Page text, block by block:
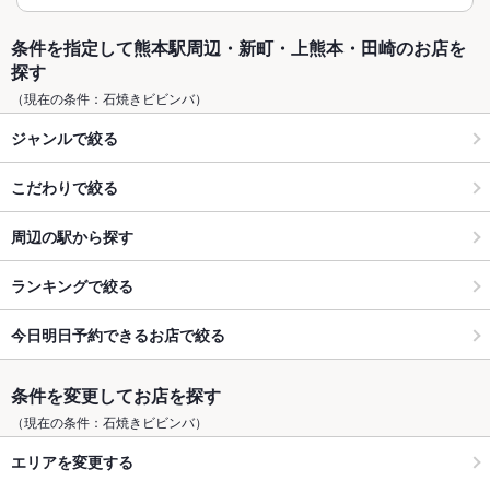
条件を指定して熊本駅周辺・新町・上熊本・田崎のお店を
探す
（現在の条件：石焼きビビンバ）
ジャンルで絞る
こだわりで絞る
周辺の駅から探す
ランキングで絞る
今日明日予約できるお店で絞る
条件を変更してお店を探す
（現在の条件：石焼きビビンバ）
エリアを変更する